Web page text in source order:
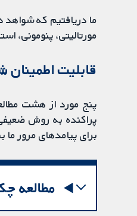
مورتالیتی، پنومونی،
قابلیت اطمینان
پنج مورد از هشت
پراکنده به روش ضعیفی
برای پیامدهای مرور ما
مطالعه